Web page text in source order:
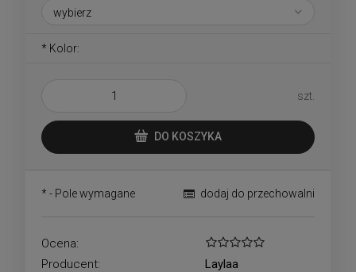
* Kolor:
szt.
DO KOSZYKA
dodaj do przechowalni
* - Pole wymagane
Ocena:
Producent:
Laylaa